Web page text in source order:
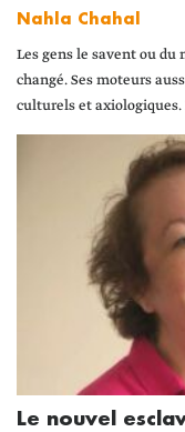
Nahla Chahal
Les gens le savent ou
changé. Ses moteurs
culturels et
Le nouvel